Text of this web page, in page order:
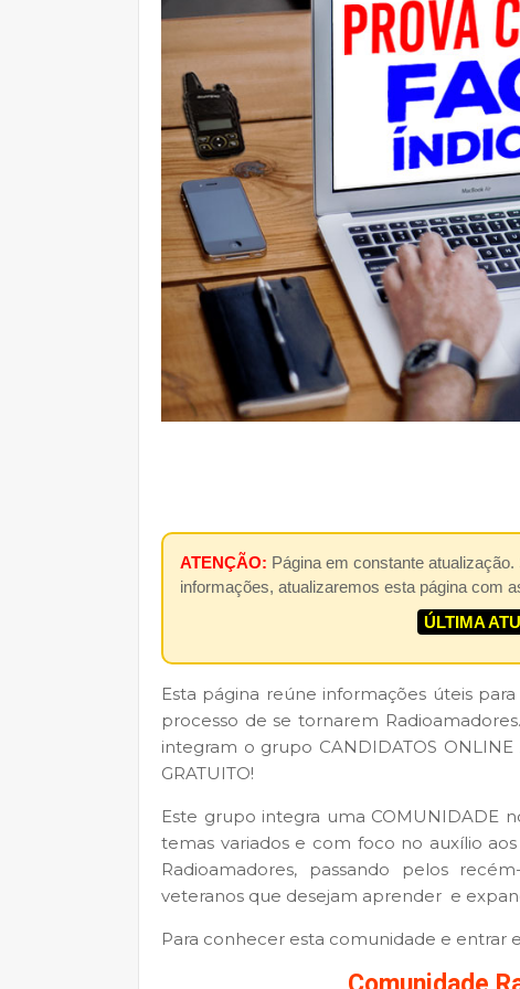
ATENÇÃO: Página em constante
informações, atualizaremos esta página com
ÚLTIMA
Esta página reúne informações úteis
processo de se tornarem
integram o grupo CANDIDATOS ONLINE
GRATUITO!
Este grupo integra uma COMUNIDADE
temas variados e com foco no auxílio
Radioamadores, passando pelos
veteranos que desejam aprender e
Para conhecer esta comunidade e entrar